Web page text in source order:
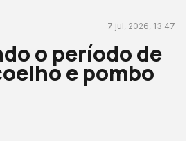
7 jul, 2026, 13:47
o período de
e pombo